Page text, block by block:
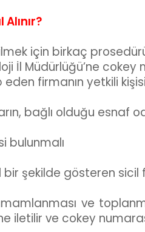
için birkaç
İl Müdürlüğü’ne
firmanın yetkili
bağlı olduğu esnaf
bulunmalı
şekilde gösteren sicil
ve
iletilir ve cokey